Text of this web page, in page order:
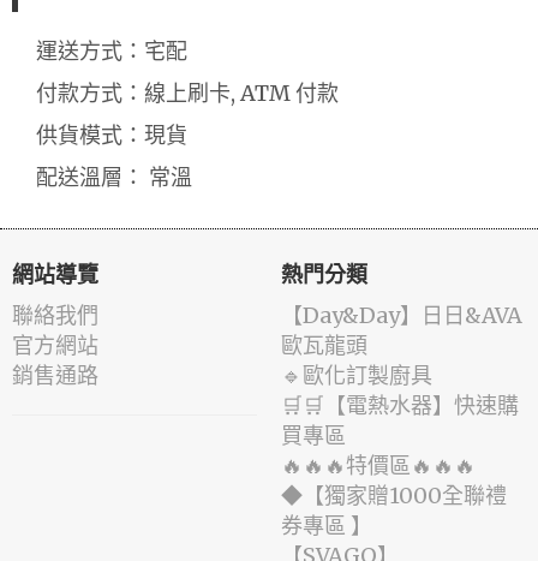
運送方式：宅配
付款方式：線上刷卡, ATM 付款
供貨模式：現貨
配送溫層： 常溫
網站導覽
聯絡我們
官方網站
銷售通路
熱門分類
️【Day&Day】️日日&AVA
歐瓦龍頭
🔹歐化訂製廚具
🛒🛒【電熱水器】快速購
買專區
🔥🔥🔥特價區🔥🔥🔥
◆【獨家贈1000全聯禮
券專區 】